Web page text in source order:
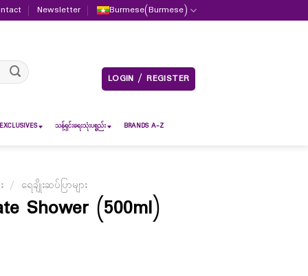
Newsletter Burmese(Burmese)
LOGIN / REGISTER
သန့်ရှင်းရေးသုံးပစ္စည်း BRANDS A-Z
/ ရေချိုးဆပ်ပြာများ
Shower (500ml)